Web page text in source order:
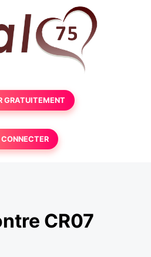
GRATUITEMENT
CONNECTER
CR07